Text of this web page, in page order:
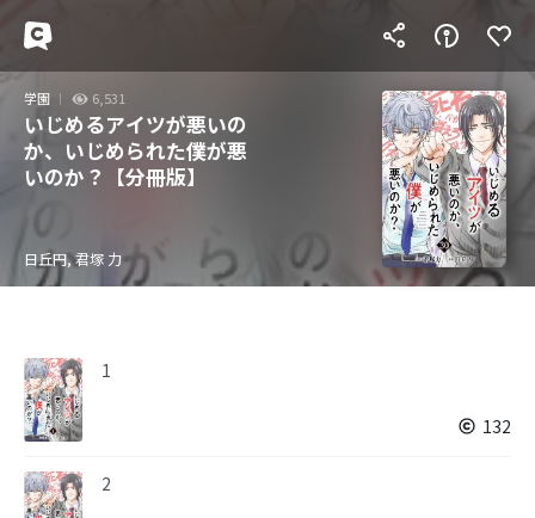
学園 6,531
いじめるアイツが悪いの
か、いじめられた僕が悪
いのか？【分冊版】
日丘円, 君塚 力
1
132
2